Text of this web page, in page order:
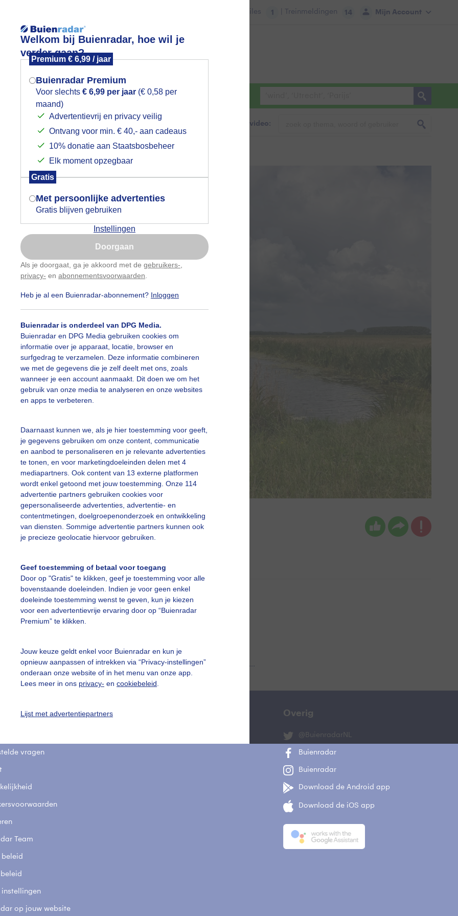
Welkom bij Buienradar, hoe wil je
verder gaan?
Premium € 6,99 / jaar
Buienradar Premium
Voor slechts € 6,99 per jaar (€ 0,58 per
maand)
Advertentievrij en privacy veilig
Ontvang voor min. € 40,- aan cadeaus
10% donatie aan Staatsbosbeheer
Elk moment opzegbaar
Gratis
Met persoonlijke advertenties
Gratis blijven gebruiken
Instellingen
Doorgaan
Als je doorgaat, ga je akkoord met de gebruikers-
privacy- en abonnementsvoorwaarden
Heb je al een Buienradar-abonnement? Inloggen
Buienradar is onderdeel van DPG Media.
Buienradar en DPG Media gebruiken cookies om
informatie over je apparaat, locatie, browser en
surfgedrag te verzamelen. Deze informatie combineren
we met de gegevens die je zelf deelt met ons, zoals
wanneer je een account aanmaakt. Dit doen we om het
gebruik van onze media te analyseren en onze websites
en apps te verbeteren.
Daarnaast kunnen we, als je hier toestemming voor geeft,
je gegevens gebruiken om onze content, communicatie
en aanbod te personaliseren en je relevante advertenties
te tonen, en voor marketingdoeleinden delen met 4
mediapartners. Ook content van 13 externe platformen
wordt enkel getoond met jouw toestemming. Onze 114
advertentie partners gebruiken cookies voor
gepersonaliseerde advertenties, advertentie- en
contentmetingen, doelgroepenonderzoek en ontwikkeling
van diensten. Sommige advertentie partners kunnen ook
je precieze geolocatie hiervoor gebruiken.
Geef toestemming of betaal voor toegang
Door op "Gratis" te klikken, geef je toestemming voor alle
bovenstaande doeleinden. Indien je voor geen enkel
doeleinde toestemming wenst te geven, kun je kiezen
voor een advertentievrije ervaring door op “Buienradar
Premium” te klikken.
Jouw keuze geldt enkel voor Buienradar en kun je
opnieuw aanpassen of intrekken via “Privacy-instellingen”
onderaan onze website of in het menu van onze app.
Lees meer in ons privacy- en cookiebeleid
Lijst met advertentiepartners
Mijn Account
Files 1 | Treinmeldingen 14
Foto en video Weerzine
Zoeken in foto & video:
wolkenlucht Wolkenlucht Wolken Water Natuur
Sandra Romijn Gemaakt: 16-07-2025, 47x bekeken
slideshow
Een moment geduld aub...
vragen
Team
beleid
instellingen
op jouw website
Overig
@BuienradarNL
Buienradar
Buienradar
Download de Android app
Download de iOS app
Mogen we je locatie gebruiken voor
het weer?
Indien je hier nog geen akkoord op hebt
gegeven, verschijnt er zo een pop-up uit
je browser waarin deze toestemming
gevraagd wordt.
Is goed, toon de popup
Nu niet, misschien later
Gebruik je Safari en wil je niet elke dag deze pop-up
Klikhierom dit aan te passen